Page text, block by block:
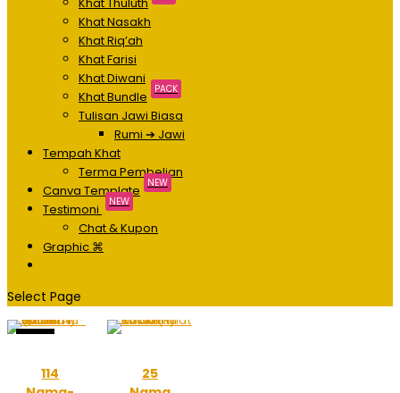
Khat Nasakh
Khat Riq’ah
Khat Farisi
Khat Diwani
Khat Bundle
PACK
Tulisan Jawi Biasa
Rumi ➔ Jawi
Tempah Khat
Terma Pembelian
Canva Template
NEW
Testimoni NEW
Chat & Kupon
Graphic ⌘
Select Page
114
25